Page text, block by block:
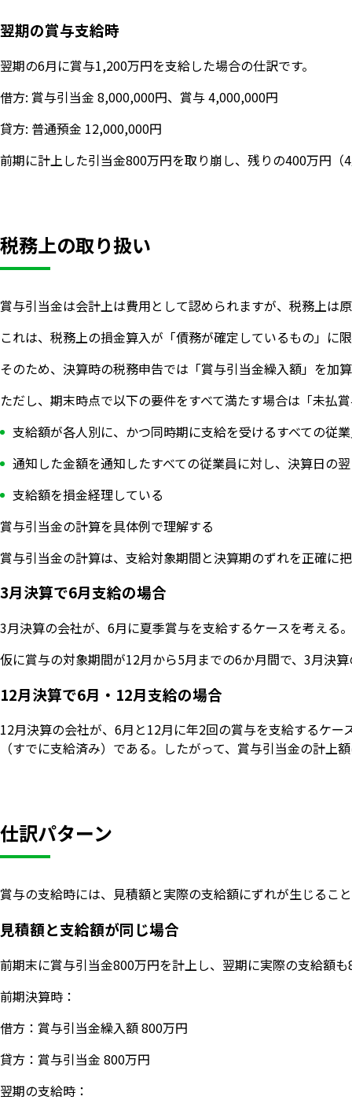
翌期の賞与支給時
翌期の6月に賞与1,200万円を支給した場合の仕訳です。
借方: 賞与引当金 8,000,000円、賞与 4,000,000円
貸方: 普通預金 12,000,000円
前期に計上した引当金800万円を取り崩し、残りの400万円
税務上の取り扱い
賞与引当金は会計上は費用として認められますが、税務上は
これは、税務上の損金算入が「債務が確定しているもの」に
そのため、決算時の税務申告では「賞与引当金繰入額」を加
ただし、期末時点で以下の要件をすべて満たす場合は「未払
支給額が各人別に、かつ同時期に支給を受けるすべての従
通知した金額を通知したすべての従業員に対し、決算日の
支給額を損金経理している
賞与引当金の計算を具体例で理解する
賞与引当金の計算は、支給対象期間と決算期のずれを正確に
3月決算で6月支給の場合
3月決算の会社が、6月に夏季賞与を支給するケースを考え
仮に賞与の対象期間が12月から5月までの6か月間で、3月決
12月決算で6月・12月支給の場合
12月決算の会社が、6月と12月に年2回の賞与を支給するケ
（すでに支給済み）である。したがって、賞与引当金の計上
仕訳パターン
賞与の支給時には、見積額と実際の支給額にずれが生じるこ
見積額と支給額が同じ場合
前期末に賞与引当金800万円を計上し、翌期に実際の支給額
前期決算時：
借方：賞与引当金繰入額 800万円
貸方：賞与引当金 800万円
翌期の支給時：